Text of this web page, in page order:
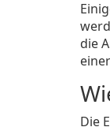
die
Die